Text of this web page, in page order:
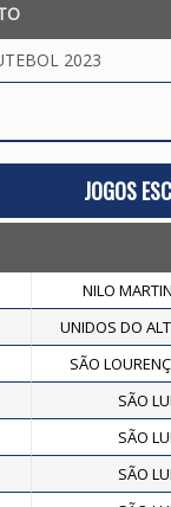
2023
JOGOS
NILO
UNIDOS DO
SÃO
SÃO
SÃO
SÃO